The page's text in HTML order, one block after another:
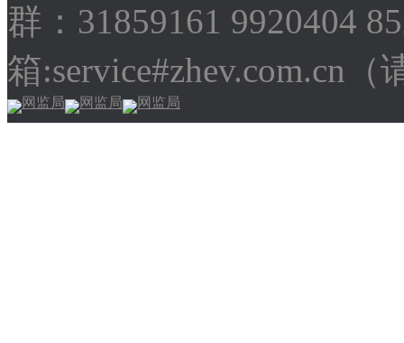
群：31859161 9920404
箱:service#zhev.com.cn